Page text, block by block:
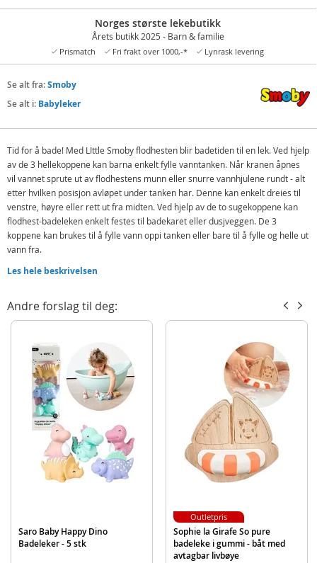
Norges største lekebutikk
Årets butikk 2025 - Barn & familie
Prismatch Fri frakt over 1000,-* Lynrask levering
Se alt fra:Smoby
Se alt i: Babyleker
Tid for å bade! Med LIttle Smoby flodhesten blir badetiden til en lek. Ved hjelp
av de 3 hellekoppene kan barna enkelt fylle vanntanken. Når kranen åpnes
vil vannet sprute ut av flodhestens munn eller snurre vannhjulene rundt - alt
etter hvilken posisjon avløpet under tanken har. Denne kan enkelt dreies til
venstre, høyre eller rett ut fra midten. Ved hjelp av de to sugekoppene kan
flodhest-badeleken enkelt festes til badekaret eller dusjveggen. De 3
koppene kan brukes til å fylle vann oppi tanken eller bare til å fylle og helle ut
vann fra.
Inneholder:
3 hellekopper
Mål: ca. 25 x 13 x 33 cm
Alder: fra 12 mnd.
Produktdetaljer
Modell
3032161404059
Les hele beskrivelsen
Andre forslag til deg:
Saro Baby Happy Dino
Badeleker - 5 stk
Sophie la Girafe So pure
badeleke i gummi - båt med
avtagbar livbøye
Outletpris